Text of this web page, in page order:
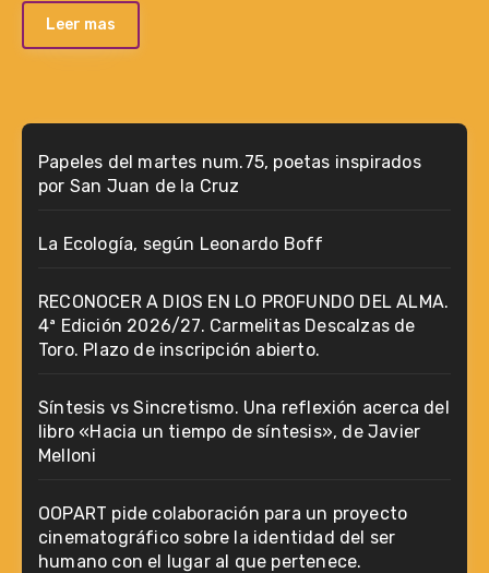
Leer mas
Papeles del martes num.75, poetas inspirados
por San Juan de la Cruz
La Ecología, según Leonardo Boff
RECONOCER A DIOS EN LO PROFUNDO DEL ALMA.
4ª Edición 2026/27. Carmelitas Descalzas de
Toro. Plazo de inscripción abierto.
Síntesis vs Sincretismo. Una reflexión acerca del
libro «Hacia un tiempo de síntesis», de Javier
Melloni
OOPART pide colaboración para un proyecto
cinematográfico sobre la identidad del ser
humano con el lugar al que pertenece.